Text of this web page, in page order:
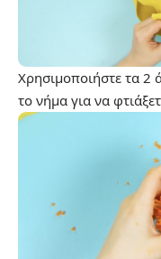
Χρησιμοποιήστε τα 2
το νήμα για να